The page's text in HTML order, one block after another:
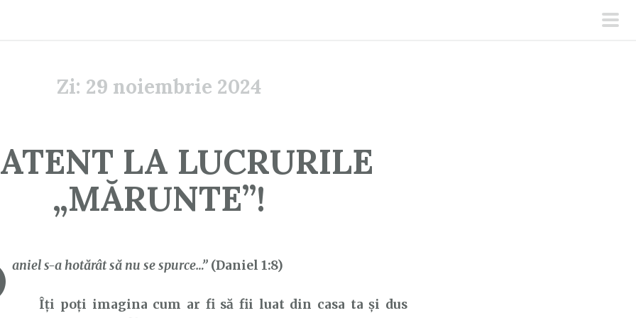
Zi: 29 noiembrie 2024
LA LUCRURILE
„MĂRUNTE”!
aniel s-a hotărât să nu se spurce…” (Daniel 1:8)
Îți poți imagina cum ar fi să fii luat din casa ta și dus